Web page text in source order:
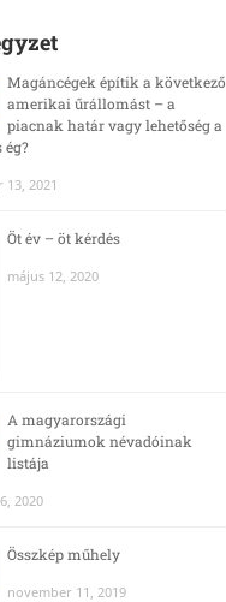
Magáncégek építik a következő
amerikai űrállomást – a
piacnak határ vagy lehetőség a
ég?
13, 2021
Öt év – öt kérdés
május 12, 2020
A magyarországi
gimnáziumok névadóinak
listája
2020
Összkép műhely
november 11, 2019